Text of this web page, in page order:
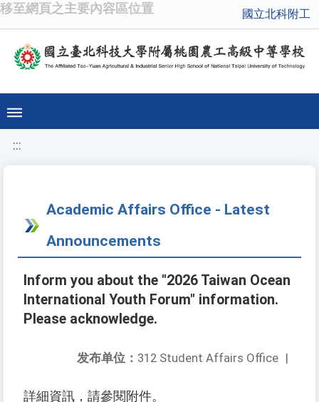
移至網頁之主要內容區位置 國立北科附工
:::
Academic Affairs Office - Latest
Announcements
Inform you about the "2026 Taiwan Ocean
International Youth Forum" information.
Please acknowledge.
发布单位： 312 Student Affairs Office |
詳細資訊，請參閱附件。